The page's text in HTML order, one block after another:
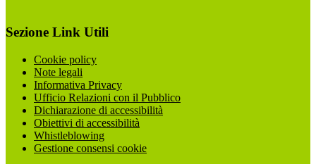
Sezione Link Utili
Cookie policy
Note legali
Informativa Privacy
Ufficio Relazioni con il Pubblico
Dichiarazione di accessibilità
Obiettivi di accessibilità
Whistleblowing
Gestione consensi cookie